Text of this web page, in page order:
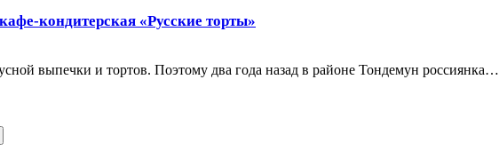
кондитерская «Русские торты»
выпечки и тортов. Поэтому два года назад в районе Тондемун россиянка…